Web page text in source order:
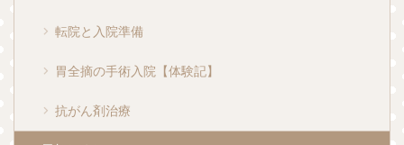
転院と入院準備
胃全摘の手術入院【体験記】
抗がん剤治療